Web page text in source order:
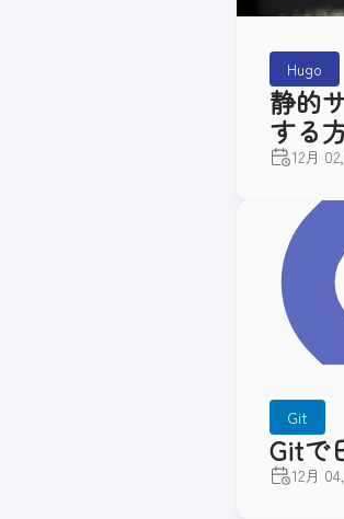
Hugo
静的
する
12月
Git
Gitで
12月